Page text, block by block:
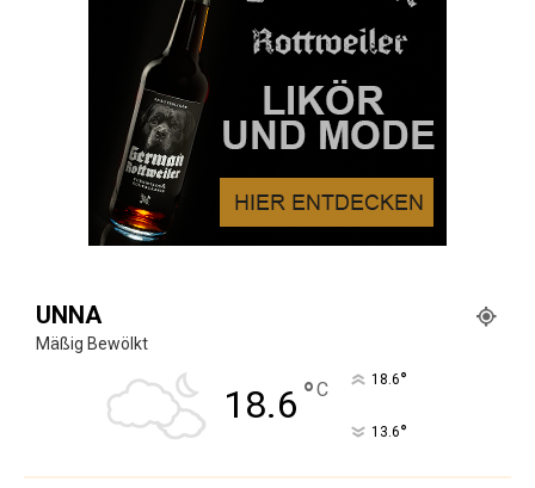
UNNA
Mäßig Bewölkt
18.6 °C 18.6°
13.6°